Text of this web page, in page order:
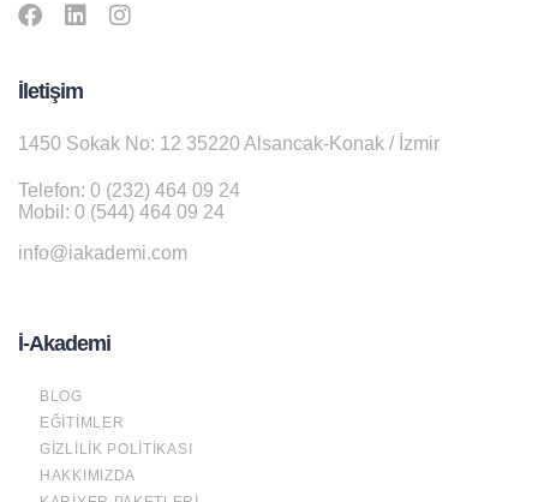
İletişim
1450 Sokak No: 12 35220 Alsancak-Konak / İzmir
Telefon: 0 (232) 464 09 24
Mobil: 0 (544) 464 09 24
info@iakademi.com
İ-Akademi
BLOG
EĞITIMLER
GIZLILIK POLITIKASI
HAKKIMIZDA